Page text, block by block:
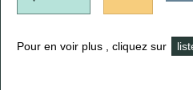
Pour en voir plus , cliquez sur